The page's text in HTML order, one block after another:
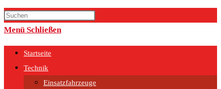
Suche
umschalten
Menü Schließen
Startseite
Technik
Einsatzfahrzeuge